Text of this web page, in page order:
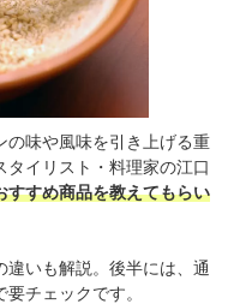
の味や風味を引き上げる重
イリスト・料理家の江口
すすめ商品を教えてもらい
いも解説。後半には、通
チェックです。